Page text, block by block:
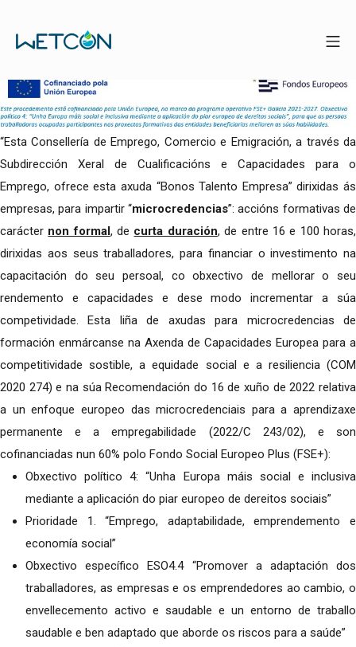
“Esta Consellería de Emprego, Comercio e Emigración, a través da
Subdirección Xeral de Cualificacións e Capacidades para o
Emprego, ofrece esta axuda “Bonos Talento Empresa” dirixidas ás
empresas, para impartir “microcredencias”: accións formativas de
carácter non formal , de curta duración, de entre 16 e 100 horas,
dirixidas aos seus traballadores, para financiar o investimento na
capacitación do seu persoal, co obxectivo de mellorar o seu
rendemento e capacidades e dese modo incrementar a súa
competividade. Esta liña de axudas para microcredencias de
formación enmárcanse na Axenda de Capacidades Europea para a
competitividade sostible, a equidade social e a resiliencia (COM
2020 274) e na súa Recomendación do 16 de xuño de 2022 relativa
a un enfoque europeo das microcredenciais para a aprendizaxe
permanente e a empregabilidade (2022/C 243/02), e son
cofinanciadas nun 60% polo Fondo Social Europeo Plus (FSE+):
Obxectivo político 4: “Unha Europa máis social e inclusiva
mediante a aplicación do piar europeo de dereitos sociais”
Prioridade 1. “Emprego, adaptabilidade, emprendemento e
economía social”
Obxectivo específico ESO4.4 “Promover a adaptación dos
traballadores, as empresas e os emprendedores ao cambio, o
envellecemento activo e saudable e un entorno de traballo
saudable e ben adaptado que aborde os riscos para a saúde”